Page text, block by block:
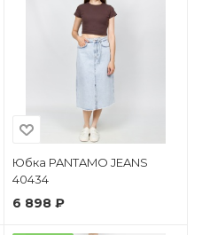
Юбка PANTAMO JEANS
40434
6 898 ₽